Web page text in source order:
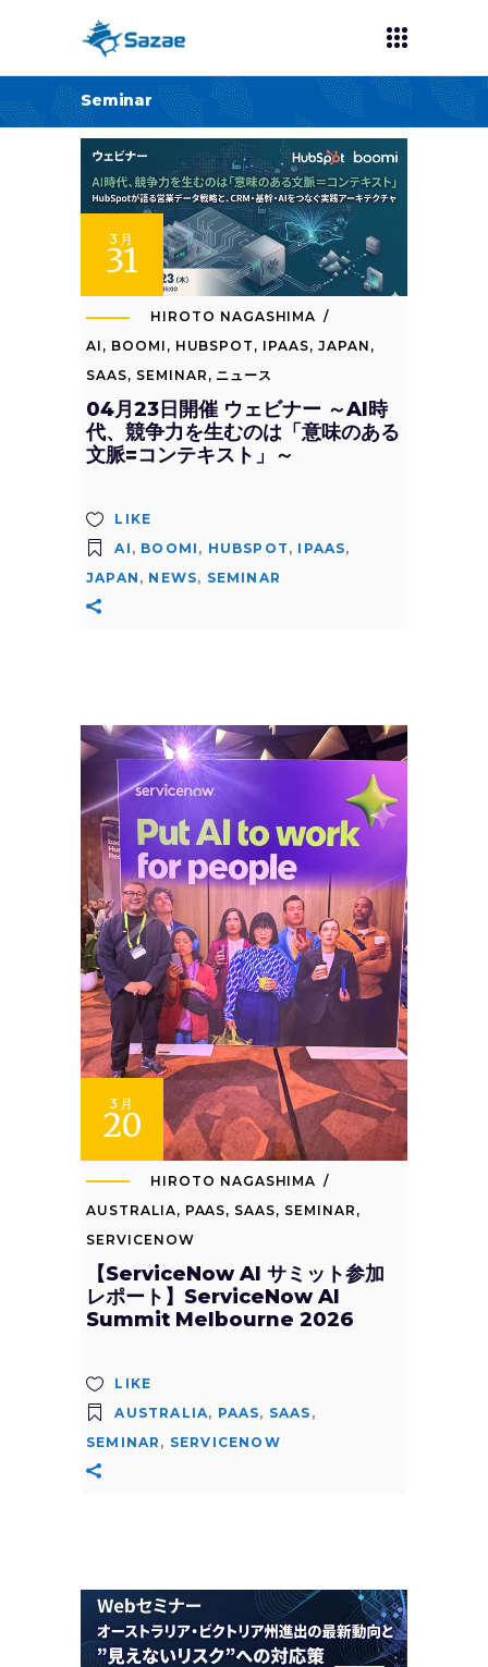
Seminar
3月
31
HIROTO NAGASHIMA
AI , BOOMI , HUBSPOT , IPAAS, JAPAN ,
SAAS, SEMINAR , ニュース
04月23日開催 ウェビナー ～AI時
代、競争力を生むのは「意味のある
文脈=コンテキスト」～
LIKE
AI , BOOMI , HUBSPOT , IPAAS,
JAPAN , NEWS, SEMINAR
3月
20
HIROTO NAGASHIMA
AUSTRALIA, PAAS, SAAS, SEMINAR ,
SERVICENOW
【ServiceNow AI サミット参加
レポート】ServiceNow AI
Summit Melbourne 2026
LIKE
AUSTRALIA, PAAS, SAAS ,
SEMINAR , SERVICENOW